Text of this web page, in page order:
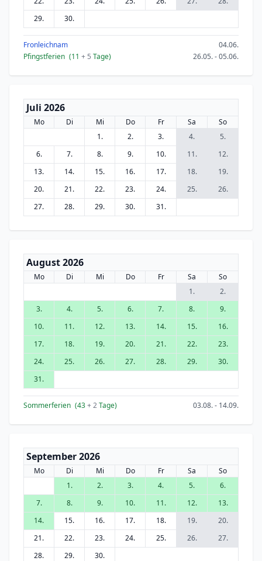
29.
30.
Fronleichnam
04.06.
Pfingstferien (11 + 5 Tage) 26.05. - 05.06.
Juli 2026
Mo Di Mi Do Fr Sa
So
1.
2. 3. 4.
5.
6.
7. 8. 9. 10. 11.
12.
13.
14. 15. 16. 17. 18.
19.
20.
21. 22. 23. 24. 25.
26.
27.
28. 29. 30. 31.
August 2026
Mo Di Mi Do Fr Sa
So
1.
2.
3.
4. 5. 6. 7. 8.
9.
10.
11. 12. 13. 14. 15.
16.
17.
18. 19. 20. 21. 22.
23.
24.
25. 26. 27. 28. 29.
30.
31.
Sommerferien (43+ 2Tage) 03.08. - 14.09.
September 2026
Mo Di Mi Do Fr Sa
So
1.
2. 3. 4. 5.
6.
7.
8. 9. 10. 11. 12.
13.
14.
15. 16. 17. 18. 19.
20.
21.
22. 23. 24. 25. 26.
27.
28.
29. 30.